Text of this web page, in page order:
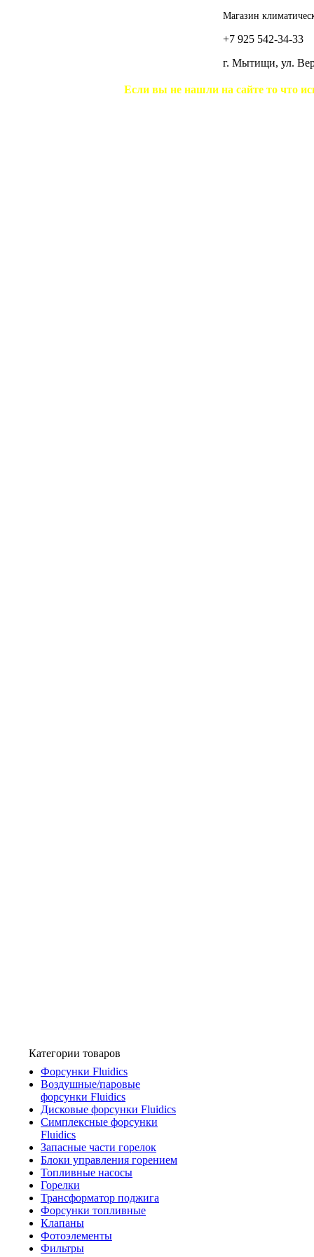
Магазин
+7 925 542-34-33
г. Мытищи, ул.
Если вы не нашли на сайте то что
Категории товаров
Форсунки Fluidics
Воздушные/паровые
форсунки Fluidics
Дисковые форсунки Fluidics
Симплексные форсунки
Fluidics
Запасные части горелок
Блоки управления горением
Топливные насосы
Горелки
Трансформатор поджига
Форсунки топливные
Клапаны
Фотоэлементы
Фильтры